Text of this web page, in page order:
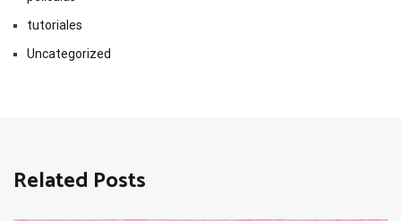
tutoriales
Uncategorized
Related Posts